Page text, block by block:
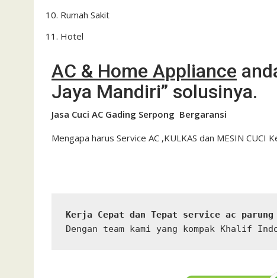
Rumah Sakit
Hotel
AC & Home Appliance
Jaya Mandiri” solusinya.
Jasa Cuci AC Gading Serpong Bergaransi
Mengapa harus Service AC ,KULKAS dan MESIN CUCI
Kerja Cepat dan Tepat service ac parung
Dengan team kami yang kompak Khalif